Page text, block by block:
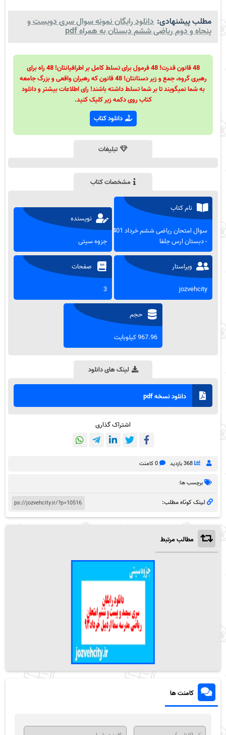
مطلب پیشنهادی: دانلود رایگان نمونه سوال سری دویست و
پنجاه و دوم ریاضی ششم دبستان به همراه pdf
48 قانون قدرت! 48 فرمول برای تسلط کامل بر اطرافیانتان! 48 راه برای
رهبری گروه، جمع و زیر دستانتان! 48 قانون که رهبران واقعی و بزرگ جامعه
به شما نمیگویند تا بر شما تسلط داشته باشند! رای اطلاعات بیشتر و دانلود
کتاب روی دکمه زیر کلیک کنید.
دانلود کتاب
تبلیغات
مشخصات کتاب
نام کتاب
سوال امتحان ریاضی ششم خرداد 1401
- دبستان ارس جلفا
نویسنده
جزوه سیتی
ویراستار
jozvehcity
صفحات
3
حجم
967.96 کیلوبایت
لینک های دانلود
دانلود نسخه pdf
اشتراک گذاری
368 بازدید 0 کامنت
برچسب ها:
لینک کوتاه مطلب:
مطالب مرتبط
کامنت ها